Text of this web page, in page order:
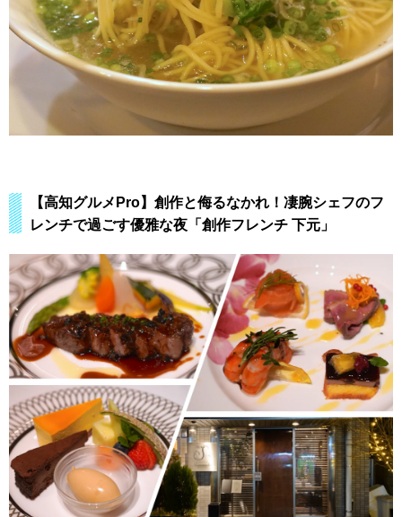
【高知グルメPro】創作と侮るなかれ！凄腕シェフのフ
レンチで過ごす優雅な夜「創作フレンチ 下元」